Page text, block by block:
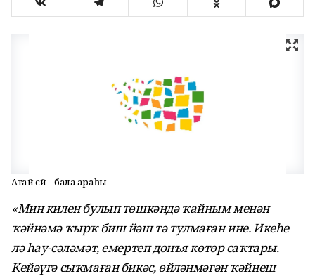
Атай-әсәй – бала араһы
«Мин килен булып төшкәндә ҡайным менән
ҡәйнәмә ҡырҡ биш йәш тә тулмаған ине. Икеһе
лә һау-сәләмәт, емертеп донъя көтөр саҡтары.
Кейәүгә сыҡмаған бикәс, өйләнмәгән ҡәйнеш